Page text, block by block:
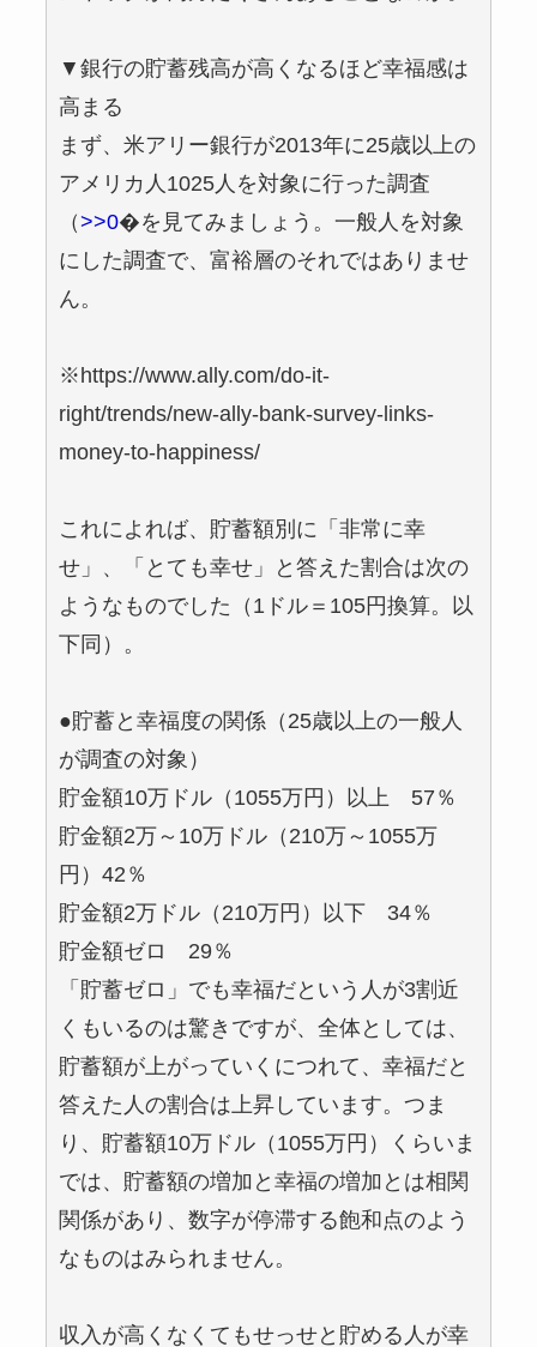
▼銀行の貯蓄残高が高くなるほど幸福感は
高まる
まず、米アリー銀行が2013年に25歳以上の
アメリカ人1025人を対象に行った調査
（>>0�を見てみましょう。一般人を対象
にした調査で、富裕層のそれではありませ
ん。
※https://www.ally.com/do-it-
right/trends/new-ally-bank-survey-links-
money-to-happiness/
これによれば、貯蓄額別に「非常に幸
せ」、「とても幸せ」と答えた割合は次の
ようなものでした（1ドル＝105円換算。以
下同）。
●貯蓄と幸福度の関係（25歳以上の一般人
が調査の対象）
貯金額10万ドル（1055万円）以上 57％
貯金額2万～10万ドル（210万～1055万
円）42％
貯金額2万ドル（210万円）以下 34％
貯金額ゼロ 29％
「貯蓄ゼロ」でも幸福だという人が3割近
くもいるのは驚きですが、全体としては、
貯蓄額が上がっていくにつれて、幸福だと
答えた人の割合は上昇しています。つま
り、貯蓄額10万ドル（1055万円）くらいま
では、貯蓄額の増加と幸福の増加とは相関
関係があり、数字が停滞する飽和点のよう
なものはみられません。
収入が高くなくてもせっせと貯める人が幸